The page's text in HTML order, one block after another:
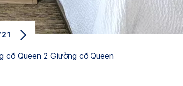
cỡ Queen 2 Giường cỡ Queen